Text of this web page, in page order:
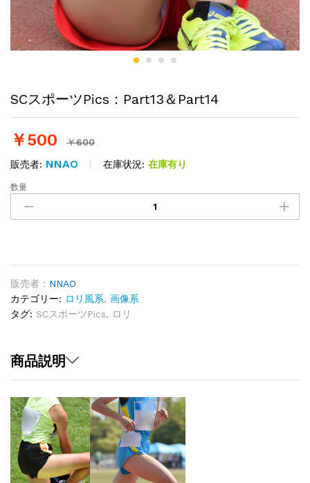
SCスポーツPics：Part13＆Part14
￥500 ￥600
販売者: NNAO 在庫状況: 在庫有り
SC
ポ
Pics：
Part13
＆
Part14
数量
販売者 : NNAO
カテゴリー: ロリ風系, 画像系
タグ: SCスポーツPics, ロリ
商品説明